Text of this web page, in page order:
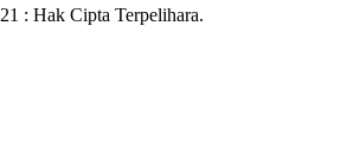
: Hak Cipta Terpelihara.